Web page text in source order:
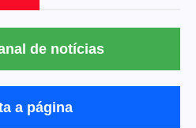
de notícias
a página